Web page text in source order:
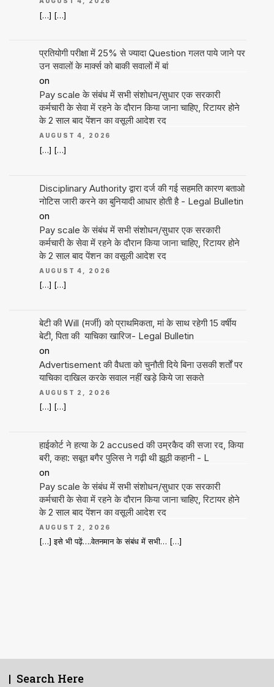
[…] […]
प्रतियोगी परीक्षा में 25% से ज्यादा Question गलत पाये जाने पर
उन सवालों के मार्क्स को बाकी सवालों में बां
on
Pay scale के संबंध में सभी संशोधन/सुधार एक सरकारी
कर्मचारी के सेवा में रहने के दौरान किया जाना चाहिए, रिटायर होने
के 2 साल बाद पेंशन का वसूली आदेश रद
AUGUST 4, 2026
[…] […]
Disciplinary Authority द्वारा दर्ज की गई सहमति कारण बताओ
नोटिस जारी करने का बुनियादी आधार होती है - Legal Bulletin
on
Pay scale के संबंध में सभी संशोधन/सुधार एक सरकारी
कर्मचारी के सेवा में रहने के दौरान किया जाना चाहिए, रिटायर होने
के 2 साल बाद पेंशन का वसूली आदेश रद
AUGUST 4, 2026
[…] […]
बेटी की Will (मर्जी) को प्राथमिकता, मां के साथ रहेगी 15 वर्षीय
बेटी, पिता की याचिका खारिज- Legal Bulletin
on
Advertisement की वैधता को चुनौती दिये बिना उसकी शर्तों पर
याचिका दाखिल करके सवाल नहीं खड़े किये जा सकते
AUGUST 2, 2026
[…] […]
हाईकोर्ट ने हत्या के 2 accused की उम्रकैद की सजा रद, किया
बरी, कहा: सबूत बगैर पुलिस ने गढ़ी थी झूठी कहानी - L
on
Pay scale के संबंध में सभी संशोधन/सुधार एक सरकारी
कर्मचारी के सेवा में रहने के दौरान किया जाना चाहिए, रिटायर होने
के 2 साल बाद पेंशन का वसूली आदेश रद
AUGUST 2, 2026
[…] इसे भी पढ़ें….वेतनमान के संबंध में सभी… […]
Search Here